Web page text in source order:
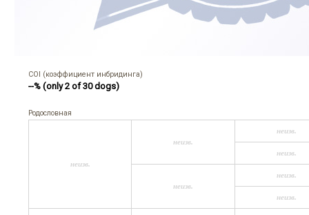
COI (коэффициент инбридинга)
--% (only 2 of 30 dogs)
Родословная
неизв.
неизв.
неизв.
неизв.
неизв.
неизв.
неизв.